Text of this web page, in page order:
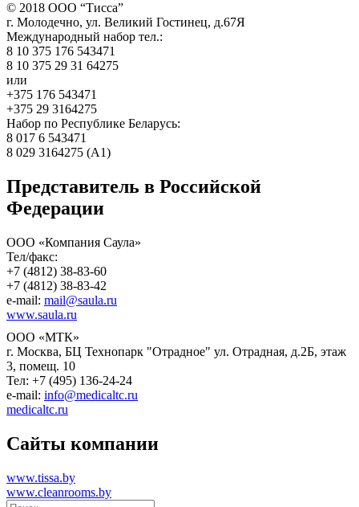
© 2018 ООО “Тисса”
г. Молодечно, ул. Великий Гостинец, д.67Я
Международный набор тел.:
8 10 375 176 543471
8 10 375 29 31 64275
или
+375 176 543471
+375 29 3164275
Набор по Республике Беларусь:
8 017 6 543471
8 029 3164275 (А1)
Представитель в Российской
Федерации
ООО «Компания Саула»
Тел/факс:
+7 (4812) 38-83-60
+7 (4812) 38-83-42
e-mail: mail@saula.ru
www.saula.ru
ООО «МТК»
г. Москва, БЦ Технопарк "Отрадное" ул. Отрадная, д.2Б, этаж
3, помещ. 10
Тел: +7 (495) 136-24-24
e-mail: info@medicaltc.ru
medicaltc.ru
Сайты компании
www.tissa.by
www.cleanrooms.by